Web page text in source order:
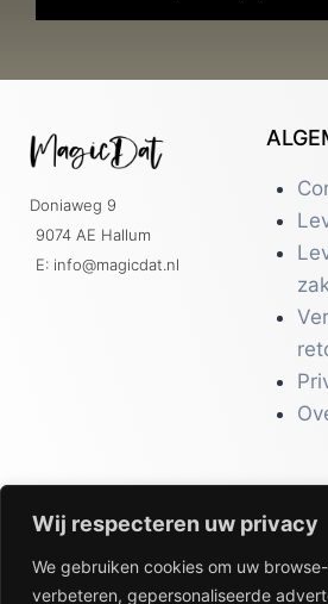
Wij respecteren uw privacy
We gebruiken cookies om uw
verbeteren, gepersonaliseerde
Doniaweg 9
9074 AE Hallum
E: info@magicdat.nl
CATALOGI
Workwear &